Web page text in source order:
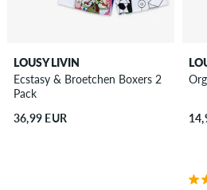
LOUSY LIVIN
Ecstasy & Broetchen Boxers 2
Pack
36,99 EUR